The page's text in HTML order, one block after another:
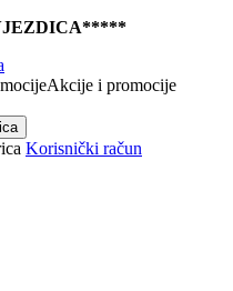
Akcije i promocije
Korisnički račun